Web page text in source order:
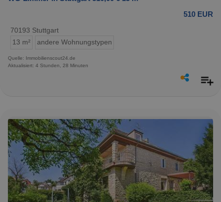
510 EUR
70193 Stuttgart
13 m²
andere Wohnungstypen
Quelle: Immobilienscout24.de
Aktualisiert: 4 Stunden, 28 Minuten